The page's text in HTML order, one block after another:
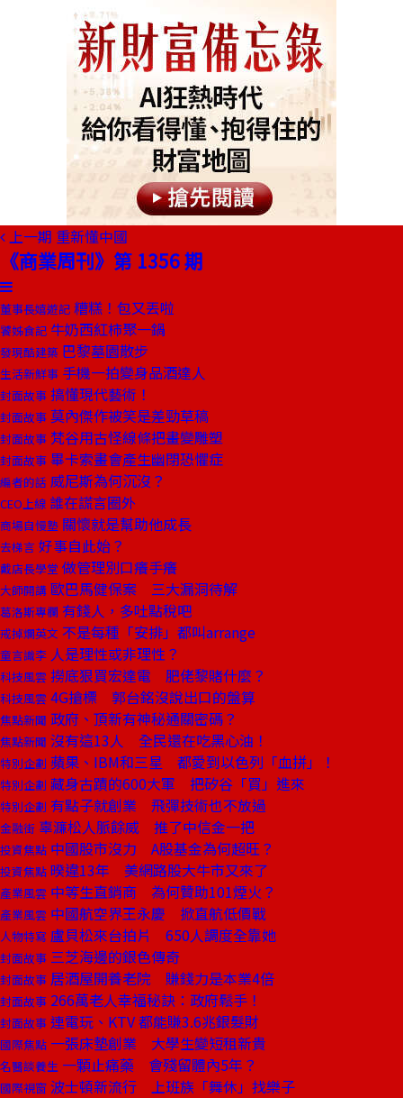
上一期 重新懂中國
《商業周刊》第 1356 期
董事長嬉遊記 糟糕！包又丟啦
饕姊食記 牛奶西紅柿聚一鍋
發現酷建築 巴黎墓園散步
生活新鮮事 手機一拍變身品酒達人
封面故事 搞懂現代藝術！
封面故事 莫內傑作被笑是差勁草稿
封面故事 梵谷用古怪線條把畫變雕塑
封面故事 畢卡索畫會產生幽閉恐懼症
編者的話 威尼斯為何沉沒？
CEO上線 誰在謊言圈外
商場自慢塾 關懷就是幫助他成長
去梯言 好事自此始？
戴店長學堂 做管理別口癢手癢
大師開講 歐巴馬健保案 三大漏洞待解
葛洛斯專欄 有錢人，多吐點稅吧
戒掉爛英文 不是每種「安排」都叫arrange
童言識李 人是理性或非理性？
科技風雲 撈底狠買宏達電 肥佬黎賭什麼？
科技風雲 4G搶標 郭台銘沒說出口的盤算
焦點新聞 政府、頂新有神秘通關密碼？
焦點新聞 沒有這13人 全民還在吃黑心油！
特別企劃 蘋果、IBM和三星 都愛到以色列「血拼」！
特別企劃 藏身古蹟的600大軍 把矽谷「買」進來
特別企劃 有點子就創業 飛彈技術也不放過
金融街 辜濂松人脈餘威 推了中信金一把
投資焦點 中國股市沒力 A股基金為何超旺？
投資焦點 暌違13年 美網路股大牛市又來了
產業風雲 中等生直銷商 為何贊助101煙火？
產業風雲 中國航空界王永慶 掀直航低價戰
人物特寫 盧貝松來台拍片 650人調度全靠她
封面故事 三芝海邊的銀色傳奇
封面故事 居酒屋開養老院 賺錢力是本業4倍
封面故事 266萬老人幸福秘訣：政府鬆手！
封面故事 連電玩、KTV 都能賺3.6兆銀髮財
國際焦點 一張床墊創業 大學生變短租新貴
名醫談養生 一顆止痛藥 會殘留體內5年？
國際視窗 波士頓新流行 上班族「舞休」找樂子